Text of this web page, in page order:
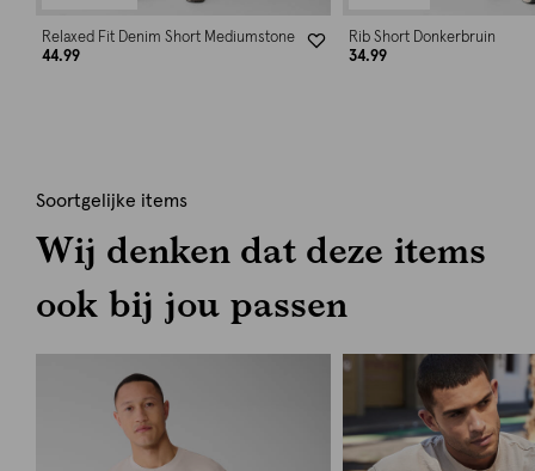
Relaxed Fit Denim Short Mediumstone
44.99
Rib Short Donkerbruin
34.99
Soortgelijke items
Wij denken dat deze items
ook bij jou passen